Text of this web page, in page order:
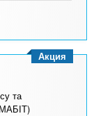
та
Акция